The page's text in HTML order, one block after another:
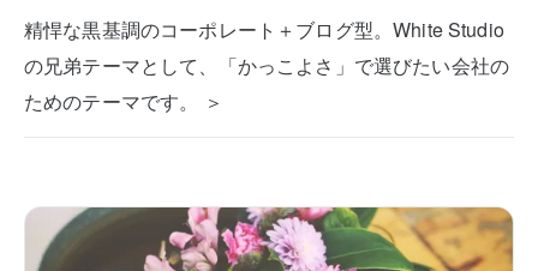
精悍な黒基調のコーポレート＋ブログ型。White Studio
の兄弟テーマとして、「かっこよさ」で選びたい会社の
ためのテーマです。 ＞